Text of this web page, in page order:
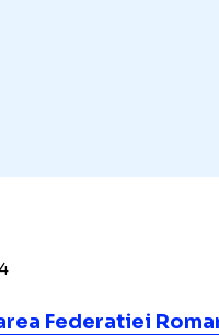
Federatiei